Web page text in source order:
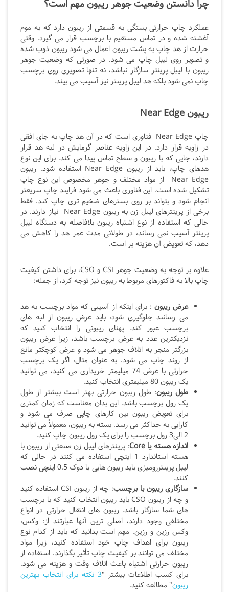
چرا دانستن وضعیت جوهر ریبون مهم است؟
عملکرد چاپ حرارتی بستگی به قسمتی از ریبون دارد که به موم
آغشته شده و در تماس مستقیم با برچسب قرار می‎ گیرد. وقتی
حرارت از هد چاپ به پشت ریبون اعمال می‎ شود ریبون ذوب شده
و تصویر روی لیبل چاپ می شود. در صورتی که وضعیت جوهر
ریبون با لیبل پرینتر سازگار نباشد، نه تنها تصویری روی برچسب
چاپ نمی شود بلکه هد لیبل پرینتر نیز آسیب می بیند.
ریبون Near Edge
چاپ Near Edge
فناوری است که در آن هد چاپ به جای افقی
در زاویه قرار دارد. در این زاویه عناصر گرمایش در لبه هد قرار
دارند، جایی که با ریبون و سطح تماس پیدا می کند. برای این نوع
هدهای چاپ، باید از ریبون Near Edge استفاده شود. ریبون
Near Edge
از مواد مختلف و جوهر مخصوص این نوع چاپ
تشکیل شده است. این فناوری باعث می شود فرایند چاپ سریعتر
انجام شود و بتواند بر روی بسترهای ضخیم تری چاپ کند. فقط
برخی از پرینترهای لیبل زن به ریبون Near Edge نیاز دارند. در
حالی که استفاده از نوع اشتباه ریبون بلافاصله به دستگاه لیبل
پرینتر آسیب نمی رساند، در طولانی مدت عمر هد را کاهش می
دهد، که تعویض آن هزینه بر است.
علاوه بر توجه به وضعیت جوهر CSI و CSO، برای داشتن کیفیت
چاپ بالا به فاکتورهای مربوط به ریبون نیز توجه کرد، از جمله:
عرض ریبون : برای اینکه از آسیبی که مواد برچسب به هد
می رسانند جلوگیری شود، باید عرض ریبون از لبه های
برچسب عبور کند. پهنای ریبونی را انتخاب کنید که
نزدیکترین عدد به عرض برچسب باشد، زیرا عرض ریبون
بزرگتر منجر به اتلاف جوهر می شود و عرض کوچکتر مانع
از روند چاپ می شود. به عنوان مثال، اگر یک برچسب
حرارتی با عرض 74 میلیمتر خریداری می کنید، می توانید
یک ریبون 80 میلیمتری انتخاب کنید.
طول ریبون: طول ریبون حرارتی بهتر است بیشتر از طول
یک رول برچسب باشد. این بدان معناست که زمان کمتری
برای تعویض ریبون بین کارهای چاپی صرف می شود و
کارایی به حداکثر می رسد. بسته به ریبون، معمولاً می توانید
2 الی3 رول برچسب را برای یک رول ریبون چاپ کنید.
اندازه هسته یا Core: پرینترهای لیبل زن صنعتی از ریبون با
هسته استاندارد 1 اینچی استفاده می کنند در حالی که
لیبل پرینتررومیزی باید ریبون هایی با دوک 0.5 اینچی نصب
کنند.
سازگاری ریبون با برچسب
: چه از ریبون CSI استفاده کنید
و چه از ریبون CSO باید ریبون انتخاب کنید که با برچسب
های شما سازگار باشد. ریبون های انتقال حرارتی در انواع
مختلفی وجود دارند، اصلی ترین آنها عبارتند از: وکس،
وکس رزین و رزین. مهم است بدانید که باید از کدام نوع
ریبون برای اهداف چاپ خود استفاده کنید، زیرا مواد
مختلف می توانند بر کیفیت چاپ تأثیر بگذارند. استفاده از
ریبون حرارتی اشتباه باعث اتلاف وقت و هزینه می شود.
برای کسب اطلاعات بیشتر "
3 نکته برای انتخاب بهترین
ریبون" مطالعه کنید.